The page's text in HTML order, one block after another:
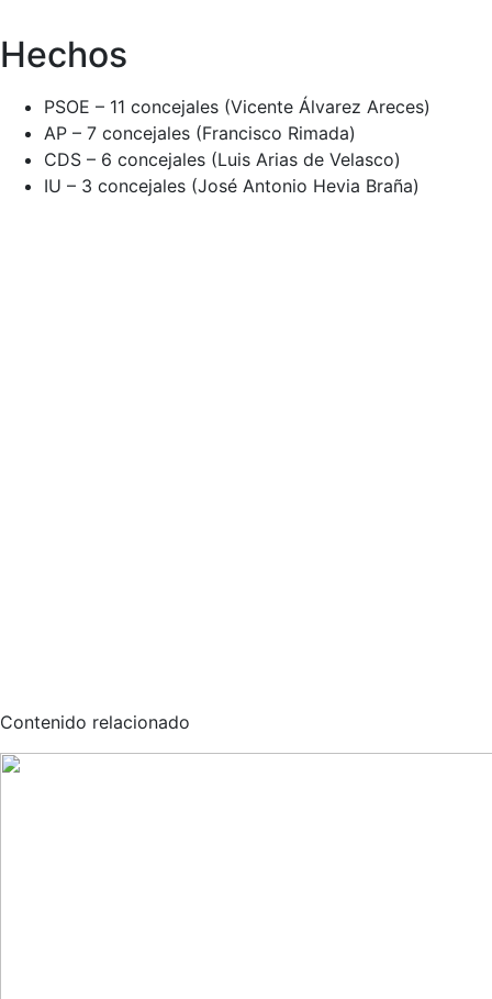
Hechos
PSOE – 11 concejales (Vicente Álvarez Areces)
AP – 7 concejales (Francisco Rimada)
CDS – 6 concejales (Luis Arias de Velasco)
IU – 3 concejales (José Antonio Hevia Braña)
Contenido relacionado